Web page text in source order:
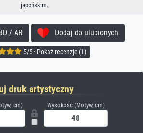
japońskim.
/ AR Dodaj do ulubionych
5/5 · Pokaż recenzje (1)
druk artystyczny
cm) Wysokość (Motyw, cm)